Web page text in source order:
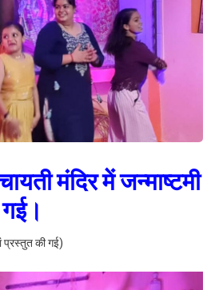
मंदिर में जन्माष्टमी
प्रस्तुत की गई)